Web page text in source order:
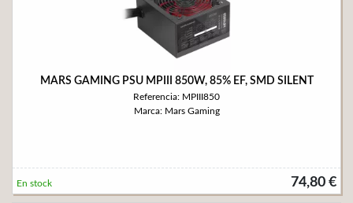
MARS GAMING PSU MPIII 850W, 85% EF, SMD SILENT
Referencia: MPIII850
Marca: Mars Gaming
74,80 €
En stock